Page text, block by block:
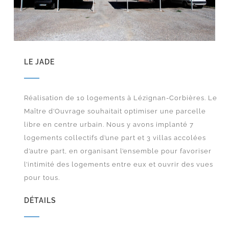
LE JADE
Réalisation de 10 logements à Lézignan-Corbières. Le
Maître d’Ouvrage souhaitait optimiser une parcelle
libre en centre urbain. Nous y avons implanté 7
logements collectifs d’une part et 3 villas accolées
d’autre part, en organisant l’ensemble pour favoriser
l’intimité des logements entre eux et ouvrir des vues
pour tous.
DÉTAILS